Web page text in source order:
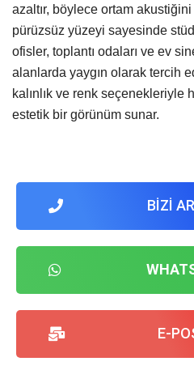
azaltır, böylece ortam
pürüzsüz yüzeyi sayesinde
ofisler, toplantı odaları ve ev
alanlarda yaygın olarak tercih
kalınlık ve renk seçenekleriyle
estetik bir görünüm sunar.
BİZİ
E-